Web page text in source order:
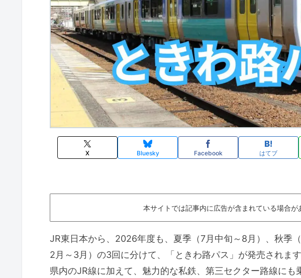
X Bluesky Facebook はてブ
本サイトでは記事内に広告が含まれている場合が
JR東日本から、2026年度も、夏季（7月中旬～8月）、秋季
2月～3月）の3回に分けて、「ときわ路パス」が発売されま
県内のJR線に加えて、魅力的な私鉄、第三セクター路線にも